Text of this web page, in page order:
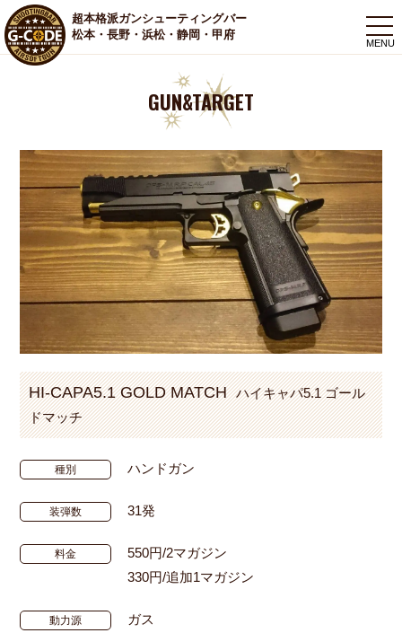
超本格派ガンシューティングバー
松本・長野・浜松・静岡・甲府
GUN&TARGET
HI-CAPA5.1 GOLD MATCH ハイキャパ5.1 ゴール
ドマッチ
種別 ハンドガン
装弾数 31発
料金
550円/2マガジン
330円/追加1マガジン
動力源 ガス